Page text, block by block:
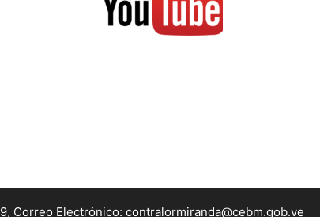
Correo Electrónico: contralormiranda@cebm.gob.ve